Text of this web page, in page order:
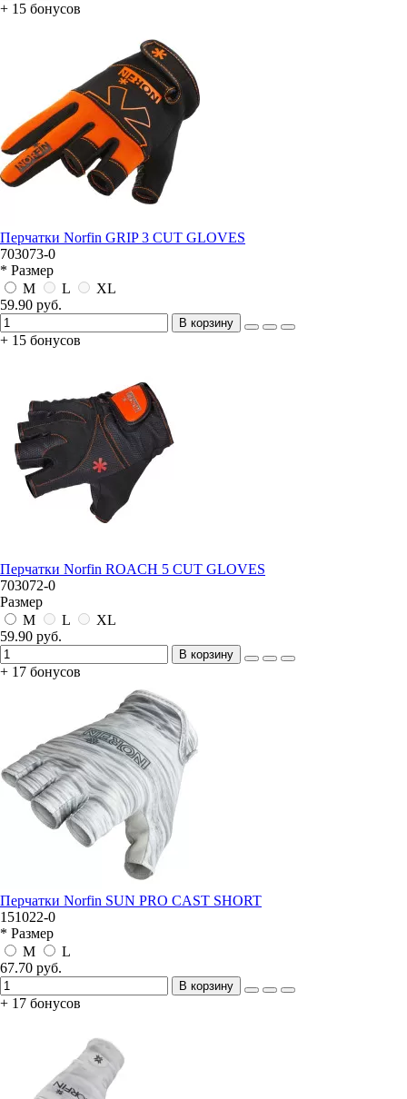
+ 15 бонусов
Перчатки Norfin GRIP 3 CUT GLOVES
703073-0
* Размер
M
L
XL
59.90 руб.
В корзину
+ 15 бонусов
Перчатки Norfin ROACH 5 CUT GLOVES
703072-0
Размер
M
L
XL
59.90 руб.
В корзину
+ 17 бонусов
Перчатки Norfin SUN PRO CAST SHORT
151022-0
* Размер
M
L
67.70 руб.
В корзину
+ 17 бонусов